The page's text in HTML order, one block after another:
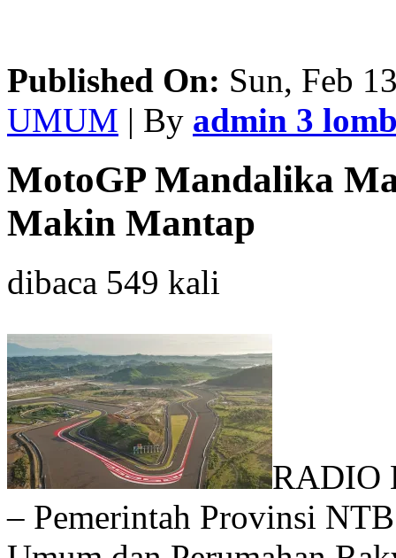
Published On: Sun, Feb
UMUM | By admin 3
MotoGP Mandalika
Makin Mantap
dibaca 549 kali
RADIO
– Pemerintah Provinsi